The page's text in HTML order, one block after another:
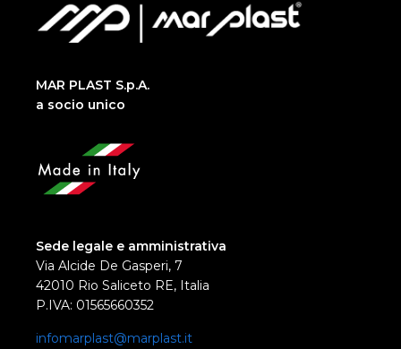
MAR PLAST S.p.A.
a socio unico
Sede legale e amministrativa
Via Alcide De Gasperi, 7
42010 Rio Saliceto RE, Italia
P.IVA: 01565660352
infomarplast@marplast.it